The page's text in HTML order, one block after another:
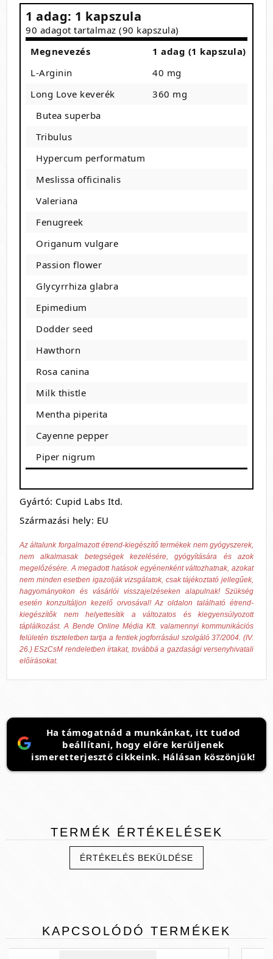
1 adag: 1 kapszula
90 adagot tartalmaz (90 kapszula)
Megnevezés
1 adag (1 kapszula)
L-Arginin
40 mg
Long Love keverék
360 mg
Butea superba
Tribulus
Hypercum performatum
Meslissa officinalis
Valeriana
Fenugreek
Origanum vulgare
Passion flower
Glycyrrhiza glabra
Epimedium
Dodder seed
Hawthorn
Rosa canina
Milk thistle
Mentha piperita
Cayenne pepper
Piper nigrum
Gyártó: Cupid Labs Itd.
Származási hely: EU
Az általunk forgalmazott étrend-kiegészítő termékek nem gyógyszerek,
nem alkalmasak betegségek kezelésére, gyógyítására és azok
megelőzésére. A megadott hatások egyénenként változhatnak, azokat
nem minden esetben igazolják vizsgálatok, csak tájékoztató jellegűek,
hagyományokon és vásárlói visszajelzéseken alapulnak! Szükség
esetén konzultáljon kezelő orvosával! Az oldalon található étrend-
kiegészítők nem helyettesítik a változatos és kiegyensúlyozott
táplálkozást. A Bende Online Média Kft. valamennyi kommunikációs
felületén tiszteletben tartja a fentiek jogforrásául szolgáló 37/2004. (IV.
26.) ESzCsM rendeletben írtakat, továbbá a gazdasági versenyhivatali
előírásokat.
Ha támogatnád a munkánkat, itt tudod
beállítani, hogy előre kerüljenek
ismeretterjesztő cikkeink. Hálásan köszönjük!
TERMÉK ÉRTÉKELÉSEK
ÉRTÉKELÉS BEKÜLDÉSE
KAPCSOLÓDÓ TERMÉKEK